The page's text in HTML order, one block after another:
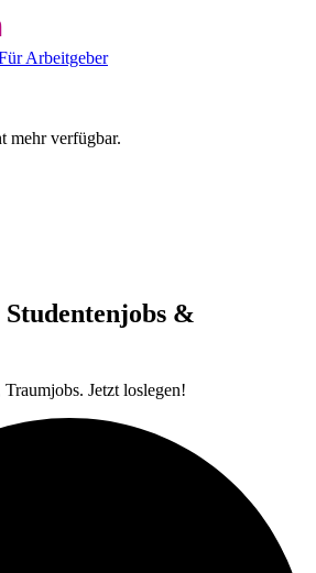
Arbeitgeber
mehr verfügbar.
&
Jetzt loslegen!